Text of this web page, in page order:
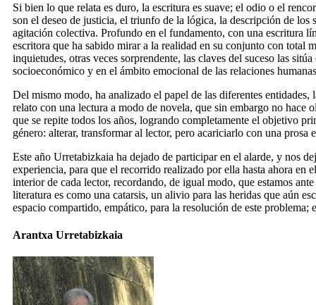
Si bien lo que relata es duro, la escritura es suave; el odio o el
son el deseo de justicia, el triunfo de la lógica, la descripción de
agitación colectiva. Profundo en el fundamento, con una escritura
escritora que ha sabido mirar a la realidad en su conjunto con total
inquietudes, otras veces sorprendente, las claves del suceso las
socioeconómico y en el ámbito emocional de las relaciones
Del mismo modo, ha analizado el papel de las diferentes
relato con una lectura a modo de novela, que sin embargo no hace
que se repite todos los años, logrando completamente el objetivo
género: alterar, transformar al lector, pero acariciarlo con una prosa
Este año Urretabizkaia ha dejado de participar en el alarde, y nos
experiencia, para que el recorrido realizado por ella hasta ahora en
interior de cada lector, recordando, de igual modo, que estamos
literatura es como una catarsis, un alivio para las heridas que aún
espacio compartido, empático, para la resolución de este problema;
Arantxa Urretabizkaia